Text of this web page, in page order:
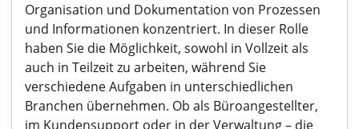
Organisation und Dokumentation von Prozessen
und Informationen konzentriert. In dieser Rolle
haben Sie die Möglichkeit, sowohl in Vollzeit als
auch in Teilzeit zu arbeiten, während Sie
verschiedene Aufgaben in unterschiedlichen
Branchen übernehmen. Ob als Büroangestellter,
im Kundensupport oder in der Verwaltung – die